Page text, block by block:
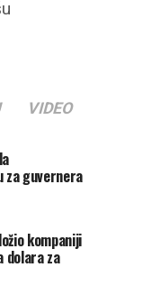
VIDEO
za guvernera
kompaniji
dolara za